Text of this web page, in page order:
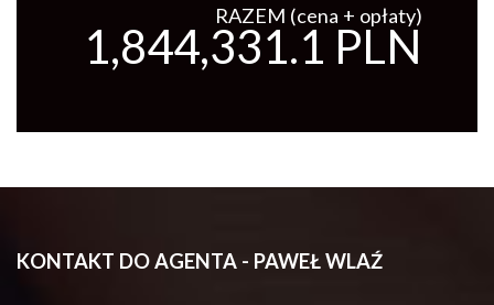
RAZEM (cena + opłaty)
1,844,331.1 PLN
KONTAKT DO AGENTA - PAWEŁ WLAŹ